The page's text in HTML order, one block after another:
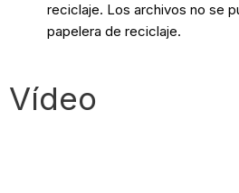
reciclaje. Los archivos no se
papelera de reciclaje.
Vídeo